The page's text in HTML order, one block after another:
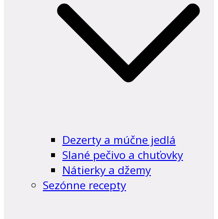
Dezerty a múčne jedlá
Slané pečivo a chuťovky
Nátierky a džemy
Sezónne recepty